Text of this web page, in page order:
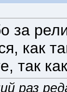
за
как
так
раз